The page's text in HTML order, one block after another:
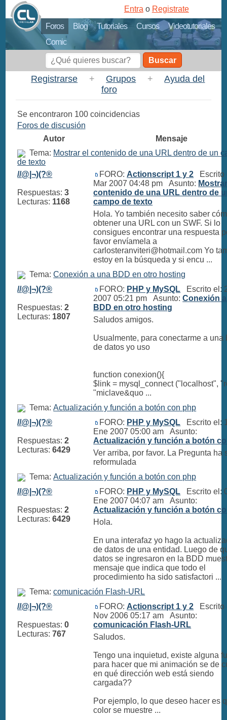
Foros Blog Tutoriales Cursos
Videotutoriales
Comic
Entra o Registrate
Buscar
Registrarse + Grupos +
Ayuda del
foro
Se encontraron 100 coincidencias
Foros de discusión
Autor
Mensaje
Tema: Mostrar el contenido de una URL dentro de un
de texto
//@|¬)(?®
Respuestas:3
Lecturas: 1168
FORO: Actionscript 1 y 2 Escrito
Mar 2007 04:48 pm Asunto:
contenido de una URL dentro de
campo de texto
Hola. Yo también necesito saber
obtener una URL con un SWF. Si lo
consigues encontrar una respuesta
favor envíamela a
carlosteranviteri@hotmail.com Yo
estoy en la búsqueda y si encu ...
Tema:Conexión a una BDD en otro hosting
//@|¬)(?®
Respuestas:2
Lecturas: 1807
FORO: PHP y MySQL Escrito el:
2007 05:21 pm Asunto:Conexión
BDD en otro hosting
Saludos amigos.
Usualmente, para conectarme a una
de datos yo uso
function conexion(){
$link = mysql_connect ("localhost",
"miclave&quo ...
Tema:Actualización y función a botón con php
//@|¬)(?®
Respuestas:2
Lecturas:6429
FORO: PHP y MySQL Escrito el:
Ene 2007 05:00 am Asunto:
Actualización y función a botón
Ver arriba, por favor. La Pregunta ha
reformulada
Tema:Actualización y función a botón con php
//@|¬)(?®
Respuestas:2
Lecturas:6429
FORO: PHP y MySQL Escrito el:
Ene 2007 04:07 am Asunto:
Actualización y función a botón
Hola.
En una interafaz yo hago la
de datos de una entidad. Luego de
datos se ingresaron en la BDD
mensaje que indica que todo el
procedimiento ha sido satisfactori ...
Tema:comunicación Flash-URL
//@|¬)(?®
Respuestas:0
Lecturas:767
FORO: Actionscript 1 y 2 Escrito
Nov 2006 05:17 am Asunto:
comunicación Flash-URL
Saludos.
Tengo una inquietud, existe alguna
para hacer que mi animación se de
en qué dirección web está siendo
cargada??
Por ejemplo, lo que deseo hacer es
color se muestre ...